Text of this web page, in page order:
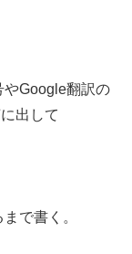
やGoogle翻訳の
出して
で書く。